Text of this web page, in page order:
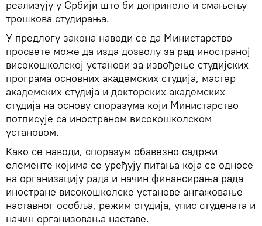
реализују у Србији што би допринело и смањењу
трошкова студирања.
У предлогу закона наводи се да Министарство
просвете може да изда дозволу за рад иностраној
високошколској установи за извођење студијских
програма основних академских студија, мастер
академских студија и докторских академских
студија на основу споразума који Министарство
потписује са иностраном високошколском
установом.
Како се наводи, споразум обавезно садржи
елементе којима се уређују питања која се односе
на организацију рада и начин финансирања рада
иностране високошколске установе ангажовање
наставног особља, режим студија, упис студената и
начин организовања наставе.